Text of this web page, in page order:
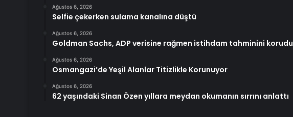
Ağustos 6, 2026
Selfie çekerken sulama kanalına düştü
Ağustos 6, 2026
Goldman Sachs, ADP verisine rağmen istihdam tahminini korudu
Ağustos 6, 2026
Osmangazi’de Yeşil Alanlar Titizlikle Korunuyor
Ağustos 6, 2026
62 yaşındaki Sinan Özen yıllara meydan okumanın sırrını anlattı